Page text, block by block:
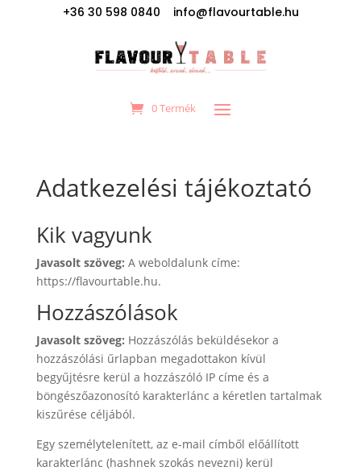
+36 30 598 0840 info@flavourtable.hu
0 Termék
Adatkezelési tájékoztató
Kik vagyunk
Javasolt szöveg: A weboldalunk címe:
https://flavourtable.hu.
Hozzászólások
Javasolt szöveg: Hozzászólás beküldésekor a
hozzászólási űrlapban megadottakon kívül
begyűjtésre kerül a hozzászóló IP címe és a
böngészőazonosító karakterlánc a kéretlen tartalmak
kiszűrése céljából.
Egy személytelenített, az e-mail címből előállított
karakterlánc (hashnek szokás nevezni) kerül